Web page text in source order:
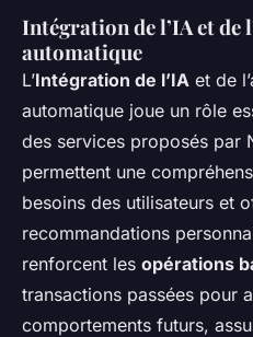
Intégration de l’IA et de
automatique
L’Intégration de l’IA et de
automatique joue un rôle
des services proposés par
permettent une
besoins des utilisateurs et
recommandations
renforcent les opérations
transactions passées pour
comportements futurs,